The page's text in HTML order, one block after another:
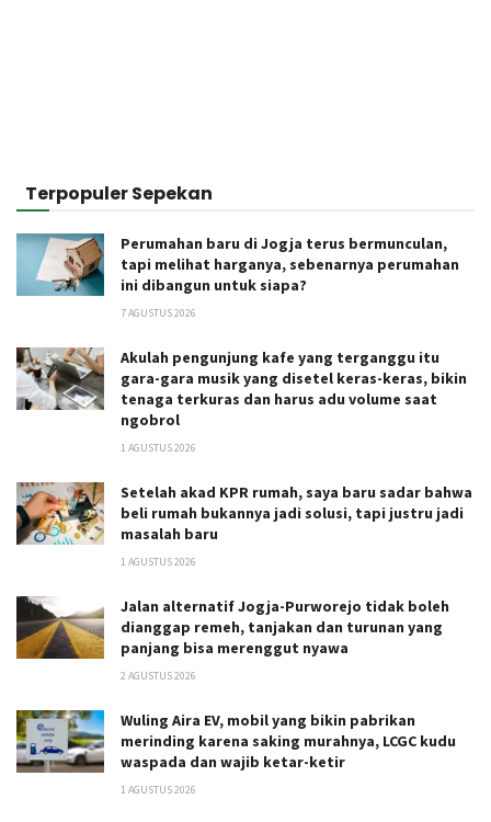
Terpopuler Sepekan
Perumahan baru di Jogja terus bermunculan,
tapi melihat harganya, sebenarnya perumahan
ini dibangun untuk siapa?
7 AGUSTUS 2026
Akulah pengunjung kafe yang terganggu itu
gara-gara musik yang disetel keras-keras, bikin
tenaga terkuras dan harus adu volume saat
ngobrol
1 AGUSTUS 2026
Setelah akad KPR rumah, saya baru sadar bahwa
beli rumah bukannya jadi solusi, tapi justru jadi
masalah baru
1 AGUSTUS 2026
Jalan alternatif Jogja-Purworejo tidak boleh
dianggap remeh, tanjakan dan turunan yang
panjang bisa merenggut nyawa
2 AGUSTUS 2026
Wuling Aira EV, mobil yang bikin pabrikan
merinding karena saking murahnya, LCGC kudu
waspada dan wajib ketar-ketir
1 AGUSTUS 2026